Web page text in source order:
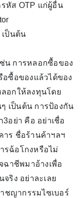
หัส OTP แก่ผู้อื่น
ป็นต้น
น การหลอกซื้อของ
ซื้อของแล้วได้ของ
อกให้ลงทุนโดย
เป็นต้น การป้องกัน
อย่า คือ อย่าเชื่อ
ร ชื่อร้านค้าฯลฯ
รฉ้อโกงหรือไม่
ฉาชีพมาอ้างเพื่อ
ริง อย่าละเลย
ชญากรรมไซเบอร์